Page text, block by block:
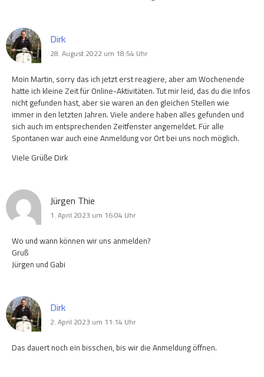
Dirk
28. August 2022 um 18:54 Uhr
Moin Martin, sorry das ich jetzt erst reagiere, aber am Wochenende
hatte ich kleine Zeit für Online-Aktivitäten. Tut mir leid, das du die Infos
nicht gefunden hast, aber sie waren an den gleichen Stellen wie
immer in den letzten Jahren. Viele andere haben alles gefunden und
sich auch im entsprechenden Zeitfenster angemeldet. Für alle
Spontanen war auch eine Anmeldung vor Ort bei uns noch möglich.
Viele Grüße Dirk
Jürgen Thie
1. April 2023 um 16:04 Uhr
Wo und wann können wir uns anmelden?
Gruß
Jürgen und Gabi
Dirk
2. April 2023 um 11:14 Uhr
Das dauert noch ein bisschen, bis wir die Anmeldung öffnen.